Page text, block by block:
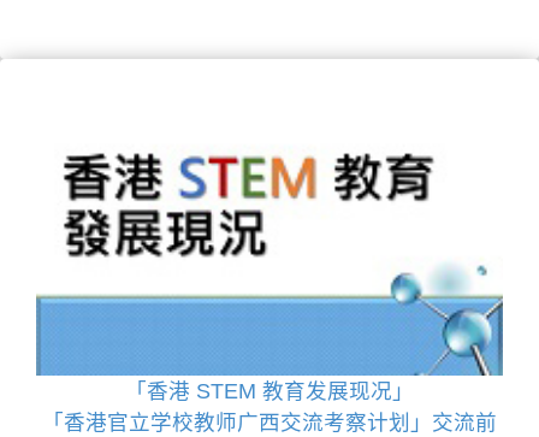
「香港 STEM 教育发展现况」
「香港官立学校教师广西交流考察计划」交流前